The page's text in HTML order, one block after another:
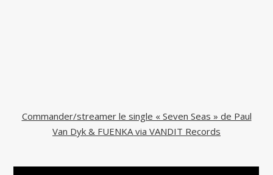
Commander/streamer le single « Seven Seas » de Paul
Van Dyk & FUENKA via VANDIT Records